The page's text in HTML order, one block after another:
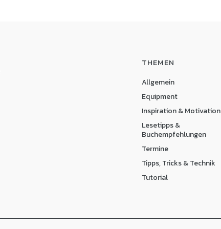
THEMEN
Allgemein
Equipment
Inspiration & Motivation
Lesetipps &
Buchempfehlungen
Termine
Tipps, Tricks & Technik
Tutorial